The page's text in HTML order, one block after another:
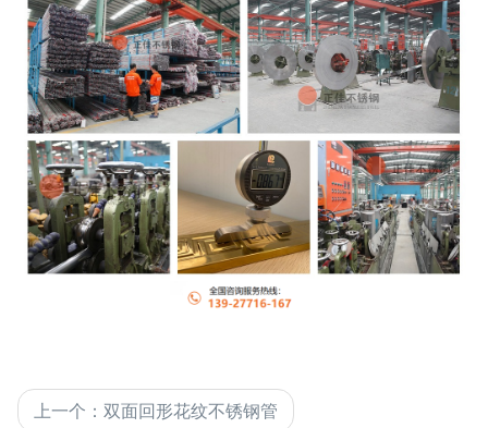
上一个 ： 双面回形花纹不锈钢管